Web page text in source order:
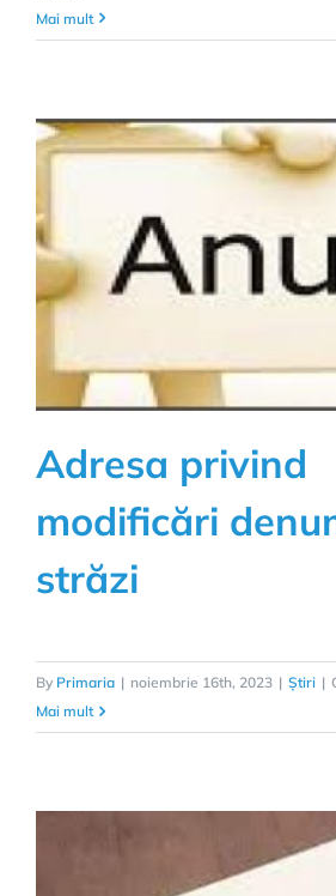
Finanțare
afaceri
socială
în
Mai mult
Adresa privind
modificări
străzi
By Primaria | noiembrie 16th, 2023 | Știri |
Mai mult